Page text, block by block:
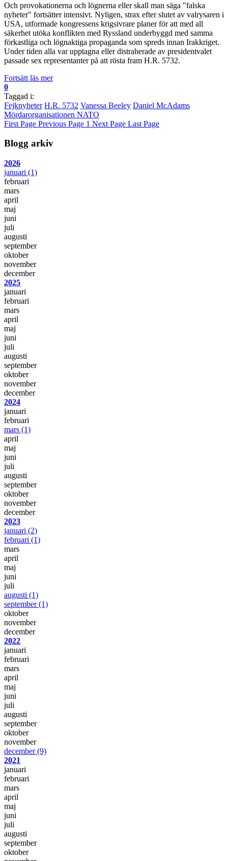
Och provokationerna och lögnerna eller skall man säga "falska
nyheter" fortsätter intensivt. Nyligen, strax efter slutet av valrysaren i
USA, utformade kongressens krigsivrare planer för att med all
säkerhet utöka konflikten med Ryssland underbyggd med samma
förkastliga och lögnaktiga propaganda som spreds innan Irakkriget.
Under tiden alla var upptagna eller distraherade av presidentvalet
passade sex representanter på att rösta fram H.R. 5732.
Fortsätt läs mer
0
Taggad i:
Fejknyheter H.R. 5732 Vanessa Beeley Daniel McAdams
Mördarorganisationen NATO
First Page Previous Page 1 Next Page Last Page
Blogg arkiv
2026
januari (1)
februari
mars
april
maj
juni
juli
augusti
september
oktober
november
december
2025
januari
februari
mars
april
maj
juni
juli
augusti
september
oktober
november
december
2024
januari
februari
mars (1)
april
maj
juni
juli
augusti
september
oktober
november
december
2023
januari (2)
februari (1)
mars
april
maj
juni
juli
augusti (1)
september(1)
oktober
november
december
2022
januari
februari
mars
april
maj
juni
juli
augusti
september
oktober
november
december(9)
2021
januari
februari
mars
april
maj
juni
juli
augusti
september
oktober